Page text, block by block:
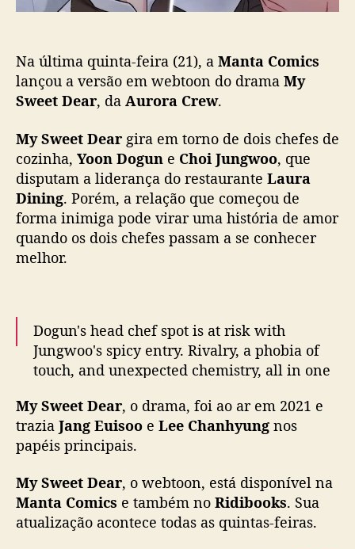
r
a
n
e
r
s
ã
o
e
o
o
n
Na última quinta-feira (21), a Manta Comics
lançou a versão em webtoon do drama My
Sweet Dear, da Aurora Crew.
My Sweet Dear gira em torno de dois chefes de
cozinha, Yoon Dogun e Choi Jungwoo, que
disputam a liderança do restaurante Laura
Dining. Porém, a relação que começou de
forma inimiga pode virar uma história de amor
quando os dois chefes passam a se conhecer
melhor.
Dogun's head chef spot is at risk with
Jungwoo's spicy entry. Rivalry, a phobia of
touch, and unexpected chemistry, all in one
Read the spicy "rivalry" 😏 in <My Sweet
Dear>, only on Manta!
#MySweetDear #BL #Webcomics #Manhwa
pic.twitter.com/K0vsVjJ4ij
My Sweet Dear, o drama, foi ao ar em 2021 e
trazia Jang Euisoo e Lee Chanhyung nos
papéis principais.
My Sweet Dear, o webtoon, está disponível na
Manta Comics e também no Ridibooks. Sua
atualização acontece todas as quintas-feiras.